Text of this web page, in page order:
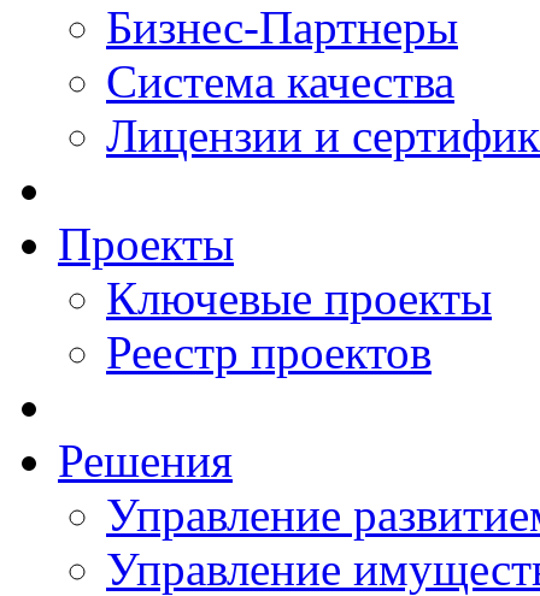
Бизнес-Партнеры
Система качества
Лицензии и
Проекты
Ключевые проекты
Реестр проектов
Решения
Управление
Управление